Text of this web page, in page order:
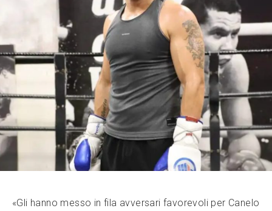
«Gli hanno messo in fila avversari favorevoli per Canelo